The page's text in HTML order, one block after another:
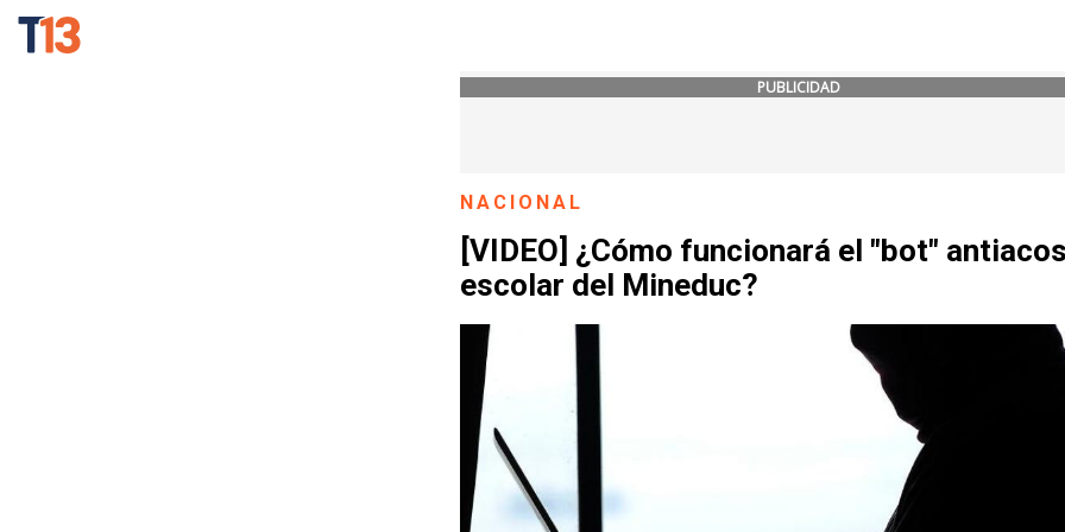
PUBLICIDAD
NACIONAL
[VIDEO] ¿Cómo funcionará el "bot"
escolar del Mineduc?